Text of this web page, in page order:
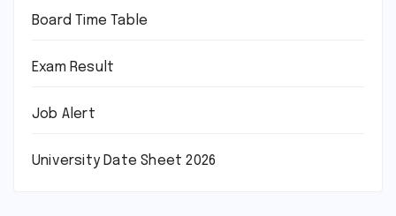
Board Time Table
Exam Result
Job Alert
University Date Sheet 2026